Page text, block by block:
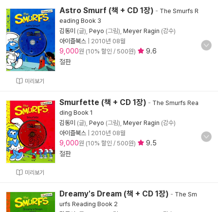
미리보기
Astro Smurf (책 + CD 1장) - The Smurfs R
eading Book 3
김동미 (글), Peyo (그림), Meyer Ragin (감수)
아이즐북스
2010년 08월
9,000원 (10% 할인 / 500원)
9.6
절판
미리보기
Smurfette (책 + CD 1장) - The Smurfs Rea
ding Book 1
김동미 (글), Peyo (그림), Meyer Ragin (감수)
아이즐북스
2010년 08월
9,000원 (10% 할인 / 500원)
9.5
절판
Dreamy's Dream (책 + CD 1장) - The Sm
urfs Reading Book 2